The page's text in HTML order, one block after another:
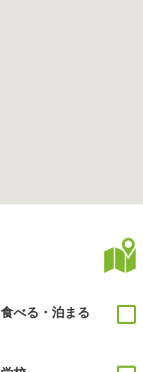
食べる・泊まる